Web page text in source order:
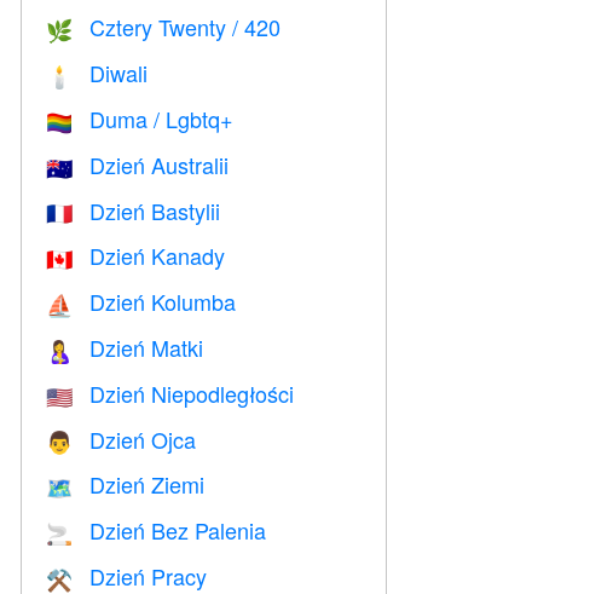
🌿 Cztery Twenty / 420
🕯 Diwali
🏳️‍🌈 Duma / Lgbtq+
🇦🇺 Dzień Australii
🇫🇷 Dzień Bastylii
🇨🇦 Dzień Kanady
⛵️ Dzień Kolumba
🤱 Dzień Matki
🇺🇸 Dzień Niepodległości
👨 Dzień Ojca
🗺️ Dzień Ziemi
🚬 Dzień Bez Palenia
⚒️ Dzień Pracy